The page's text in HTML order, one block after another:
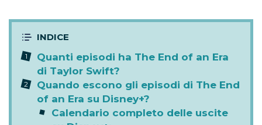
Quanti episodi ha The End of an Era
di Taylor Swift?
Quando escono gli episodi di The End
of an Era su Disney+?
Calendario completo delle uscite